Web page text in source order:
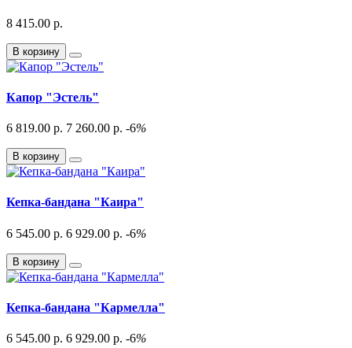
8 415.00 р.
В корзину
Капор "Эстель"
6 819.00 р. 7 260.00 р. -6%
В корзину
Кепка-бандана "Каира"
6 545.00 р. 6 929.00 р. -6%
В корзину
Кепка-бандана "Кармелла"
6 545.00 р. 6 929.00 р. -6%